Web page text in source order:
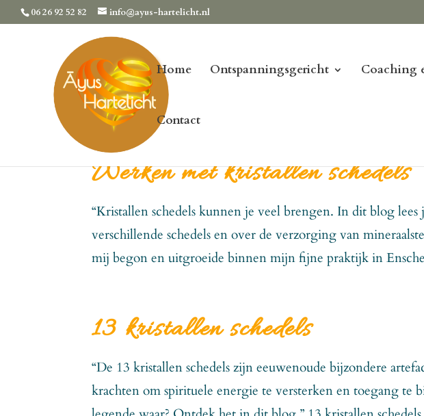
06 26 92 52 82 info@ayus-hartelicht.nl
Home Ontspanningsgericht Coaching
Contact
Werken met kristallen schedels
“Kristallen schedels kunnen je veel brengen. In dit blog
verschillende schedels en over de verzorging van
mij begon en uitgroeide binnen mijn fijne praktijk in
13 kristallen schedels
“De 13 kristallen schedels zijn eeuwenoude bijzondere
krachten om spirituele energie te versterken en toegang te